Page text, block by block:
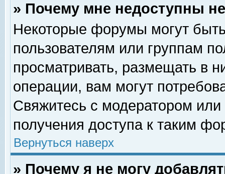
» Почему мне недоступны
Некоторые форумы могут
пользователям или группам
просматривать, размещать в
операции, вам могут
Свяжитесь с модератором
получения доступа к таким
Вернуться наверх
» Почему я не могу